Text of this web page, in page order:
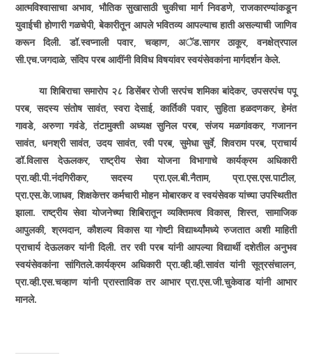
आत्मविश्वासाचा अभाव, भौतिक सुखासाठी चुकीचा मार्ग निवडणे,राजकारण्यांकडून
युवाईची होणारी गळचेपी,बेकारीतून आपले भवितव्य आपल्याच हाती असल्याची जाणिव
करून दिली. डॉ.स्वप्नाली पवार,चव्हाण, अॅड.सागर ठाकूर,वनक्षेत्रपाल
सी.एच.जगदाळे,संदिप परब आदींनी विविध विषयांवर स्वयंसेवकांना मार्गदर्शन केले.
या शिबिराचा समारोप २८ डिसेंबर रोजी सरपंच शमिका बांदेकर,उपसरपंच पपू
परब,सदस्य संतोष सावंत,स्वरा देसाई,कार्तिकी पवार,सुहिता हळदणकर,हेमंत
गावडे,अरुणा गवंडे,तंटामुक्ती अध्यक्ष सुनिल परब,संजय मळगांवकर,गजानन
सावंत, धनश्री सावंत,उदय सावंत,रवी परब,सुमेधा सुर्वे,शिवराम परब,प्राचार्य
डॉ.विलास देऊलकर,राष्ट्रीय सेवा योजना विभागाचे कार्यक्रम अधिकारी
प्रा.व्ही.पी.नंदगिरीकर,सदस्य प्रा.एल.बी.नैताम,प्रा.एस.एस.पाटील,
प्रा.एस.के.जाधव,शिक्षकेत्तर कर्मचारी मोहन मोबारकर व स्वयंसेवक यांच्या उपस्थितीत
झाला. राष्ट्रीय सेवा योजनेच्या शिबिरातून व्यक्तिमत्व विकास,शिस्त,सामाजिक
आपुलकी,श्रमदान,कौशल्य विकास या गोष्टी विद्यार्थ्यांमध्ये रुजतात अशी माहिती
प्राचार्य देऊलकर यांनी दिली. तर रवी परब यांनी आपल्या विद्यार्थी दशेतील अनुभव
स्वयंसेवकांना सांगितले.कार्यक्रम अधिकारी प्रा.व्ही.व्ही.सावंत यांनी सूत्रसंचालन,
प्रा.व्ही.एस.चव्हाण यांनी प्रास्ताविक तर आभार प्रा.एस.जी.चुकेवाड यांनी आभार
मानले.